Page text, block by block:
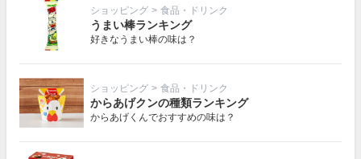
ショッピング > 食品・ドリンク
うまい棒ランキング
好きなうまい棒の味は？
ショッピング > 食品・ドリンク
からあげクンの種類ランキング
からあげくんでおすすめの味は？